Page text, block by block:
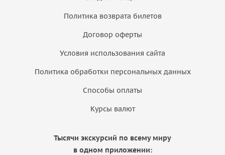
Политика возврата билетов
Договор оферты
Условия использования сайта
Политика обработки персональных данных
Способы оплаты
Курсы валют
Тысячи экскурсий по всему миру
в одном приложении: